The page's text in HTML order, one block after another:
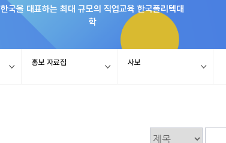
한국을 대표하는 최대 규모의 직업교육 한국폴리텍대
학
홍보 자료집 사보